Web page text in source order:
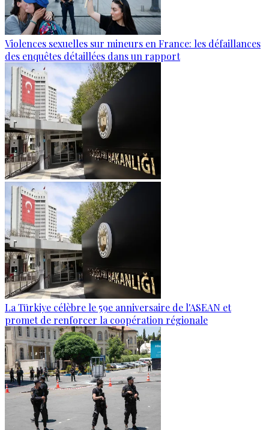
Violences sexuelles sur mineurs en France: les défaillances
des enquêtes détaillées dans un rapport
La Türkiye célèbre le 59e anniversaire de l'ASEAN et
promet de renforcer la coopération régionale